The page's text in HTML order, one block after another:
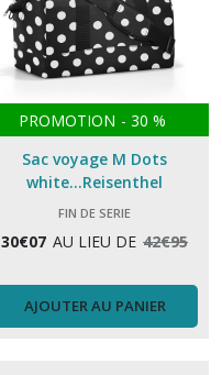
PROMOTION - 30 %
Sac voyage M Dots
white...Reisenthel
FIN DE SERIE
30€07 AU LIEU DE 42€95
AJOUTER AU PANIER